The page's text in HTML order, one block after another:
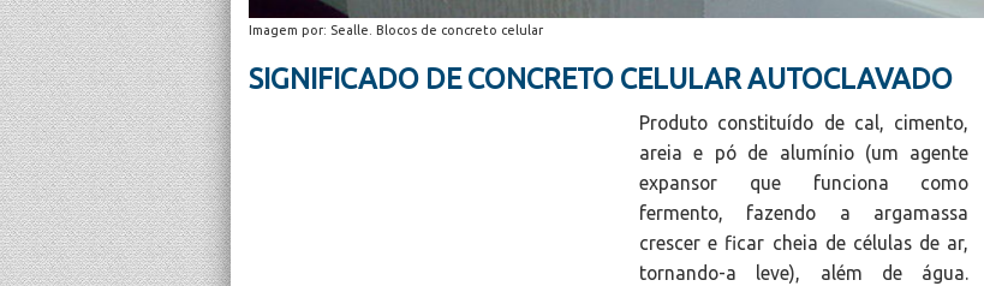
Imagem por: Sealle. Blocos de concreto celular
SIGNIFICADO DE CONCRETO CELULAR AUTOCLAVADO
Produto constituído de cal, cimento,
areia e pó de alumínio (um agente
expansor que funciona como
fermento, fazendo a argamassa
crescer e ficar cheia de células de ar,
tornando-a leve), além de água.